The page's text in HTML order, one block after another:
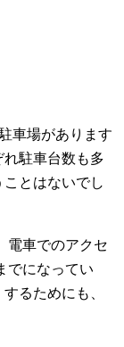
車場があります
駐車台数も多
とはないでし
電車でのアクセ
でになってい
るためにも、